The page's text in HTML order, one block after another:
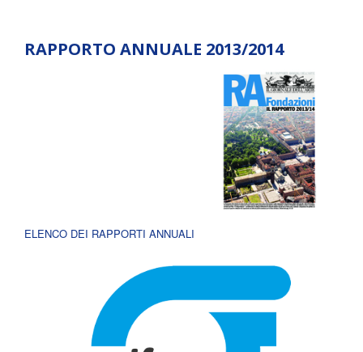
RAPPORTO ANNUALE 2013/2014
ELENCO DEI RAPPORTI ANNUALI